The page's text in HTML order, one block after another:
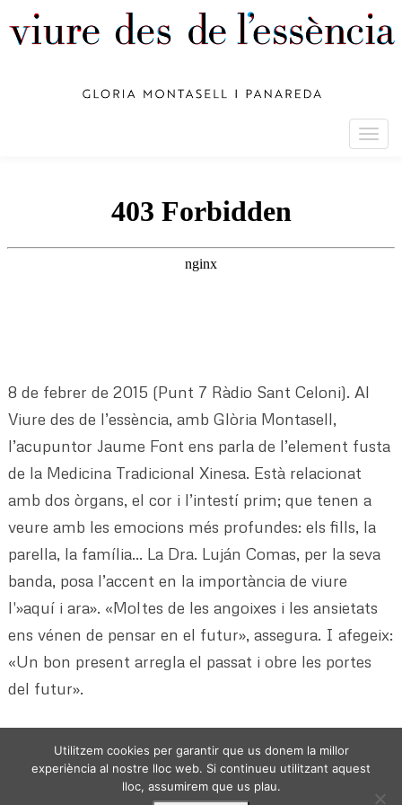
8 de febrer de 2015 (Punt 7 Ràdio Sant Celoni). Al
Viure des de l’essència, amb Glòria Montasell,
l’acupuntor Jaume Font ens parla de l’element fusta
de la Medicina Tradicional Xinesa. Està relacionat
amb dos òrgans, el cor i l’intestí prim; que tenen a
veure amb les emocions més profundes: els fills, la
parella, la família… La Dra. Luján Comas, per la seva
banda, posa l’accent en la importància de viure
l'»aquí i ara». «Moltes de les angoixes i les ansietats
ens vénen de pensar en el futur», assegura. I afegeix:
«Un bon present arregla el passat i obre les portes
del futur».
Utilitzem cookies per garantir que us donem la millor
experiència al nostre lloc web. Si continueu utilitzant aquest
lloc, assumirem que us plau.